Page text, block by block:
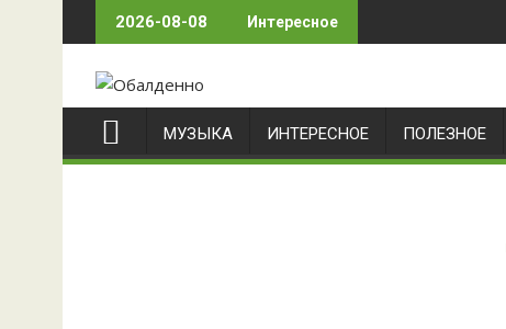
to
2026-08-08 Интересное
МУЗЫКА ИНТЕРЕСНОЕ ПОЛЕЗНОЕ